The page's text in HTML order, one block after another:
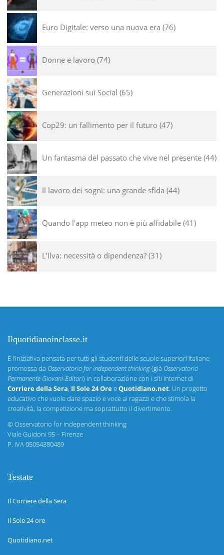
Euro Digitale: verso una nuova era 76
Donne e lavoro 74
Generazioni sui Social 65
Cop29: un fallimento per il futuro 47
Un fantasma del passato che vive nel presente 44
Il lavoro dei sogni: una grande sfida 44
Quando l'app meteo non è più affidabile 41
L’Ilva: necessità o dipendenza? 31
Ilquotidianoinclasse.it
È l’iniziativa pensata per tutti gli studenti delle scuole superiori italiane
promossa da Osservatorio for independent thinking(già Osservatorio
Permanente Giovani-Editori) in collaborazione con i siti internet di
Corriere della Sera, Il Sole 24 OreeQuotidiano.net. Un progetto
educativo che vuole dare spazio e voce ai ragazzi e che stimola la
creatività, la competizione ma soprattutto il divertimento.
©Osservatorio for independent thinking
Viale Guidoni 95 – Firenze
P. IVA 05054380489
Testate
Il Corriere della Sera
Il Sole 24 ore
Quotidiano.net